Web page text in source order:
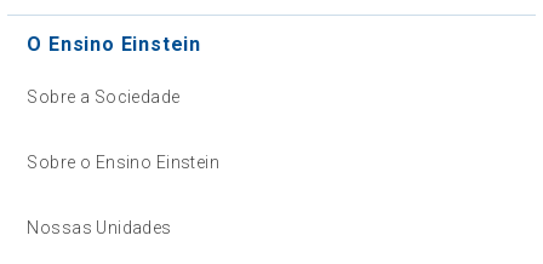
O Ensino Einstein
Sobre a Sociedade
Sobre o Ensino Einstein
Nossas Unidades